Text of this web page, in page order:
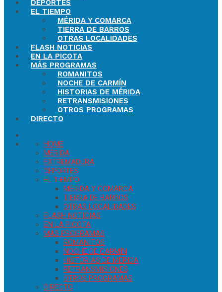
DEPORTES
EL TIEMPO
MÉRIDA Y COMARCA
TIERRA DE BARROS
OTRAS LOCALIDADES
FLASH NOTICIAS
EN LA PICOTA
MÁS PROGRAMAS
ROMANITOS
NOCHE DE CARMÍN
HISTORIAS DE MÉRIDA
RETRANSMISIONES
OTROS PROGRAMAS
DIRECTO
HOME
MÉRIDA
EXTREMADURA
DEPORTES
EL TIEMPO
MÉRIDA Y COMARCA
TIERRA DE BARROS
OTRAS LOCALIDADES
FLASH NOTICIAS
EN LA PICOTA
MÁS PROGRAMAS
ROMANITOS
NOCHE DE CARMÍN
HISTORIAS DE MÉRIDA
RETRANSMISIONES
OTROS PROGRAMAS
DIRECTO